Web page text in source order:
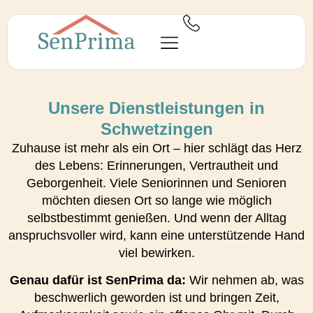
Unsere Dienstleistungen in
Schwetzingen
Zuhause ist mehr als ein Ort – hier schlägt das Herz
des Lebens: Erinnerungen, Vertrautheit und
Geborgenheit. Viele Seniorinnen und Senioren
möchten diesen Ort so lange wie möglich
selbstbestimmt genießen. Und wenn der Alltag
anspruchsvoller wird, kann eine unterstützende Hand
viel bewirken.
Genau dafür ist SenPrima da: Wir nehmen ab, was
beschwerlich geworden ist und bringen Zeit,